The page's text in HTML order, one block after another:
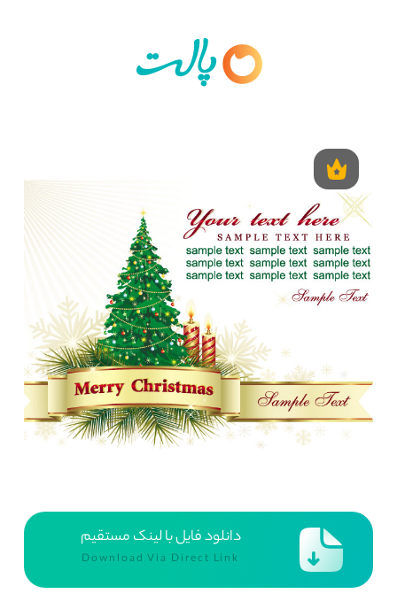
دانلود فایل با لینک مستقیم
Download Via Direct Link